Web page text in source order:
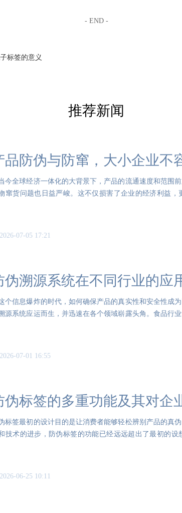
- END -
标签的意义
推荐新闻
品防伪与防窜，大小企业不
今全球经济一体化的大背景下，产品的流通速度和范围
窜货问题也日益严峻。这不仅损害了企业的经济利益
2026-07-05 17:21
伪溯源系统在不同行业的应
个信息爆炸的时代，如何确保产品的真实性和安全性成
源系统应运而生，并迅速在各个领域崭露头角。食品行
2026-07-01 16:55
伪标签的多重功能及其对企
标签最初的设计目的是让消费者能够轻松辨别产品的真
技术的进步，防伪标签的功能已经远远超出了最初的
2026-06-25 10:11